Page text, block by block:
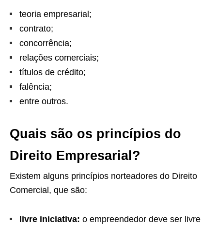
teoria empresarial;
contrato;
concorrência;
relações comerciais;
títulos de crédito;
falência;
entre outros.
Quais são os princípios do
Direito Empresarial?
Existem alguns princípios norteadores do Direito
Comercial, que são:
livre iniciativa: o empreendedor deve ser livre